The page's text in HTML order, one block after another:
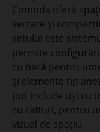
Comoda oferă
sertare și
setului este
permite
cu bară pentru
și elemente tip
pot include uși cu
cu rafturi, pentru
vizual de spațiu.